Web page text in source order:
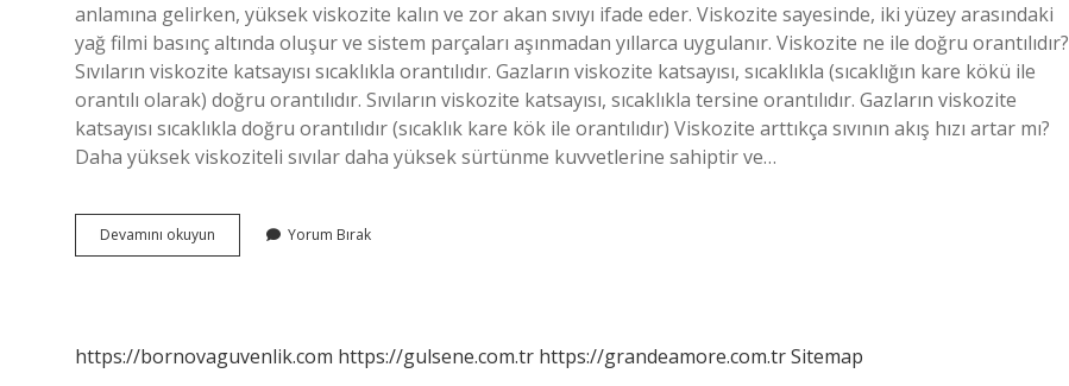
anlamına gelirken, yüksek viskozite kalın ve zor akan sıvıyı ifade eder. Viskozite sayesinde, iki yüzey arasındaki
yağ filmi basınç altında oluşur ve sistem parçaları aşınmadan yıllarca uygulanır. Viskozite ne ile doğru orantılıdır?
Sıvıların viskozite katsayısı sıcaklıkla orantılıdır. Gazların viskozite katsayısı, sıcaklıkla (sıcaklığın kare kökü ile
orantılı olarak) doğru orantılıdır. Sıvıların viskozite katsayısı, sıcaklıkla tersine orantılıdır. Gazların viskozite
katsayısı sıcaklıkla doğru orantılıdır (sıcaklık kare kök ile orantılıdır) Viskozite arttıkça sıvının akış hızı artar mı?
Daha yüksek viskoziteli sıvılar daha yüksek sürtünme kuvvetlerine sahiptir ve…
Devamını okuyun Viskozite
Artarsa
Yorum Bırak
https://bornovaguvenlik.com https://gulsene.com.tr https://grandeamore.com.trSitemap